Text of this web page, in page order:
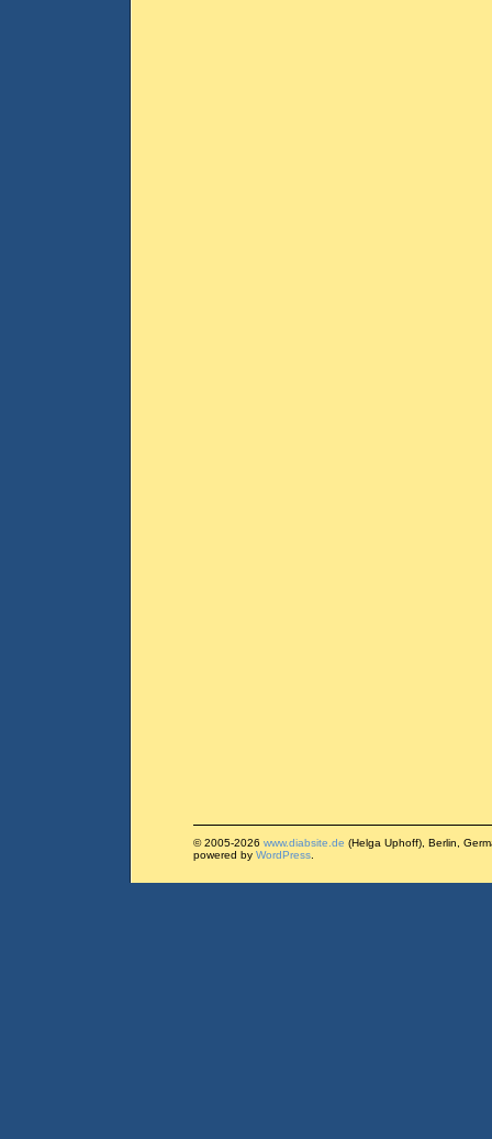
© 2005-2026 www.diabsite.de (Helga Uphoff), Berlin,
powered by WordPress.